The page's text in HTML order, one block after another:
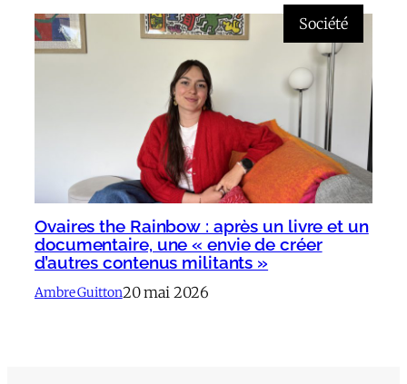
Société
Ovaires the Rainbow : après un livre et un
documentaire, une « envie de créer
d’autres contenus militants »
Ambre Guitton20 mai 2026